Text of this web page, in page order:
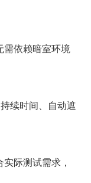
需依赖暗室环境
续时间、自动遮
际测试需求，